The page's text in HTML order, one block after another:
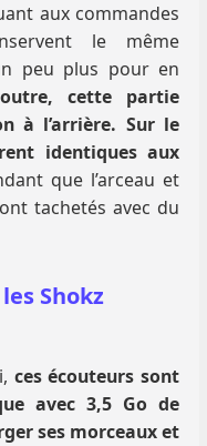
aux commandes
le même
peu plus pour en
cette partie
à l’arrière. Sur le
identiques aux
que l’arceau et
tachetés avec du
Shokz
ces écouteurs sont
avec 3,5 Go de
ses morceaux et